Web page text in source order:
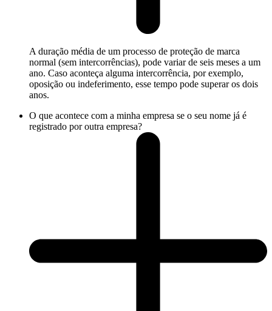
A duração média de um processo de proteção de marca
normal (sem intercorrências), pode variar de seis meses a um
ano. Caso aconteça alguma intercorrência, por exemplo,
oposição ou indeferimento, esse tempo pode superar os dois
anos.
O que acontece com a minha empresa se o seu nome já é
registrado por outra empresa?